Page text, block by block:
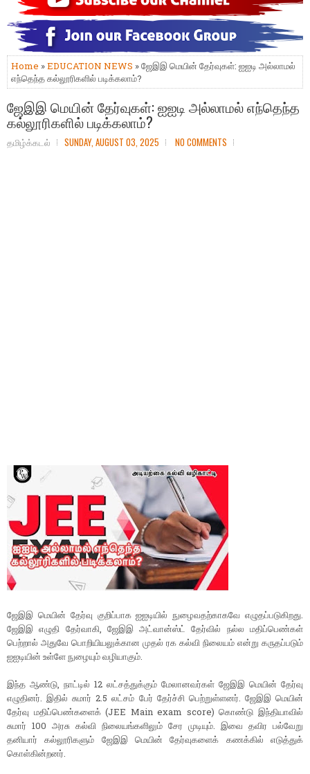
Home »EDUCATION NEWS » ஜேஇஇ மெயின் தேர்வுகள்: ஐஐடி அல்லாமல்
எந்தெந்த கல்லூரிகளில் படிக்கலாம்?
ஜேஇஇ மெயின் தேர்வுகள்: ஐஐடி அல்லாமல் எந்தெந்த
கல்லூரிகளில் படிக்கலாம்?
தமிழ்க்கடல் SUNDAY, AUGUST 03, 2025 NO COMMENTS
ஜேஇஇ மெயின் தேர்வு குறிப்பாக ஐஐடியில் நுழைவதற்காகவே எழுதப்படுகிறது.
ஜேஇஇ எழுதி தேர்வாகி, ஜேஇஇ அட்வான்ஸ்ட் தேர்வில் நல்ல மதிப்பெண்கள்
பெற்றால் அதுவே பொறியியலுக்கான முதல் ரக கல்வி நிலையம் என்று கருதப்படும்
ஐஐடியின் உள்ளே நுழையும் வழியாகும்.
இந்த ஆண்டு, நாட்டில் 12 லட்சத்துக்கும் மேலானவர்கள் ஜேஇஇ மெயின் தேர்வு
எழுதினர். இதில் சுமார் 2.5 லட்சம் பேர் தேர்ச்சி பெற்றுள்ளனர். ஜேஇஇ மெயின்
தேர்வு மதிப்பெண்களைக் (JEE Main exam score) கொண்டு இந்தியாவில்
சுமார் 100 அரசு கல்வி நிலையங்களிலும் சேர முடியும். இவை தவிர பல்வேறு
தனியார் கல்லூரிகளும் ஜேஇஇ மெயின் தேர்வுகளைக் கணக்கில் எடுத்துக்
கொள்கின்றனர்.